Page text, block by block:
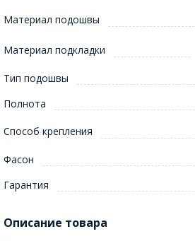
Материал подошвы
Материал подкладки
Тип подошвы
Полнота
Способ крепления
Фасон
Гарантия
Описание товара